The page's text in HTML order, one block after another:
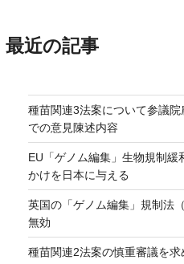
最近の記事
種苗関連3法案について参議
での意見陳述内容
EU「ゲノム編集」生物規制緩
かけを日本に与える
英国の「ゲノム編集」規制法
無効
種苗関連2法案の慎重審議を求